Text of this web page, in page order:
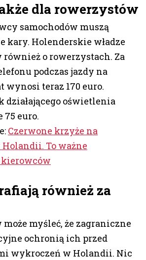
dla rowerzystów
samochodów muszą
kary. Holenderskie władze
również o rowerzystach. Za
podczas jazdy na
wynosi teraz 170 euro.
działającego oświetlenia
75 euro.
Czerwone krzyże na
To ważne
kierowców
również za
myśleć, że zagraniczne
ochronią ich przed
wykroczeń w Holandii. Nic